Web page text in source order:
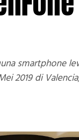
smartphone
2019 di